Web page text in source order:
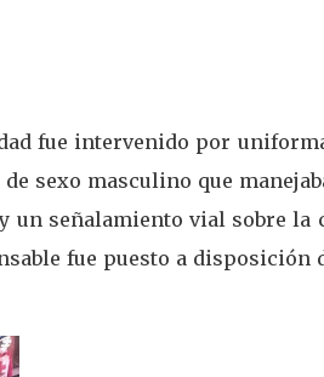
fue intervenido por
sexo masculino que
un señalamiento vial sobre la
fue puesto a disposición